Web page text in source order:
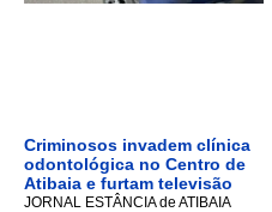
Criminosos invadem clínica
odontológica no Centro de
Atibaia e furtam televisão
JORNAL ESTÂNCIA de ATIBAIA